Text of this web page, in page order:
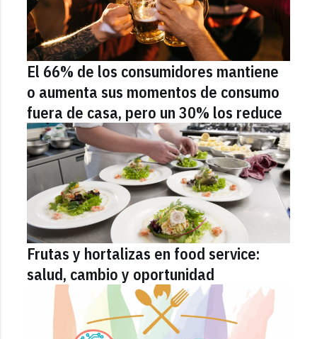
El 66% de los consumidores mantiene
o aumenta sus momentos de consumo
fuera de casa, pero un 30% los reduce
Frutas y hortalizas en food service:
salud, cambio y oportunidad